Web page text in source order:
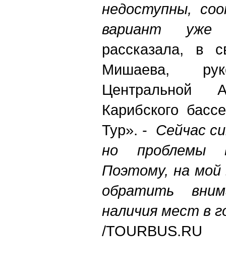
недоступны,
вариант уже
рассказала, в
Мишаева,
Центральной
Карибского
Тур». - Сейчас
но проблемы
Поэтому, на мой
обратить
наличия мест в
/TOURBUS.RU